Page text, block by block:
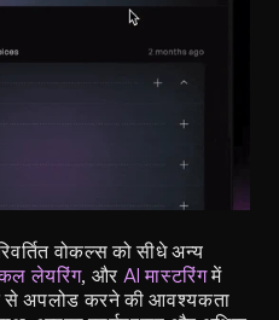
वोकल्स को सीधे अन्य
लेयरिंग, और AI मास्टरिंग में
अपलोड करने की आवश्यकता